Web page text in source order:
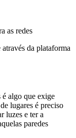
as redes
da plataforma
é algo que exige
lugares é preciso
luzes e ter a
paredes